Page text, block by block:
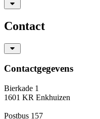
Contact
Contactgegevens
Bierkade 1
1601 KR Enkhuizen
Postbus 157